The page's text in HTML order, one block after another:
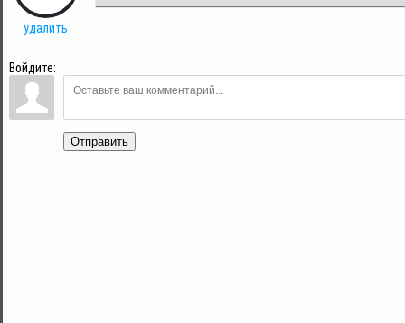
удалить
Войдите:
Отправить